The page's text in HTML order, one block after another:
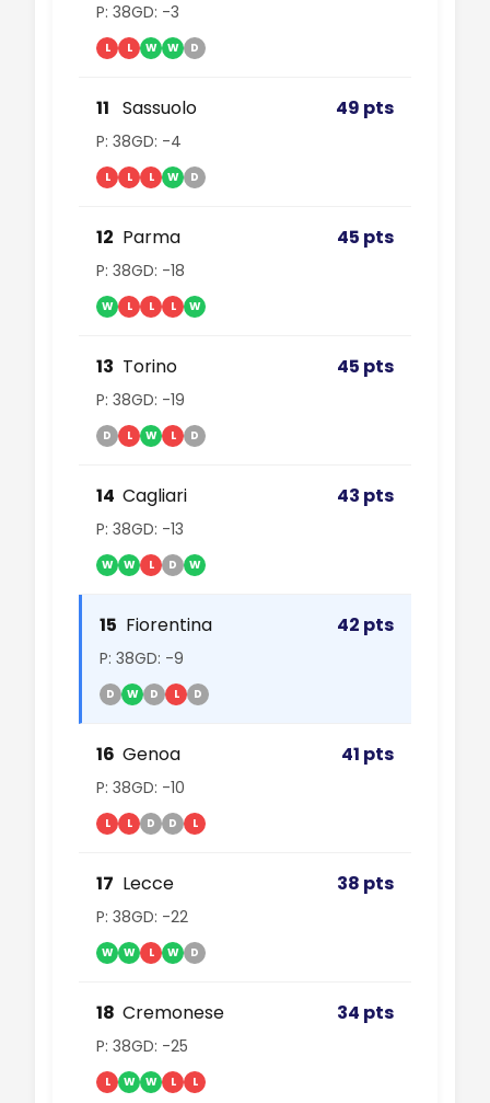
P: 38GD: -3
L L W W D
11 Sassuolo 49 pts
P: 38GD: -4
L L L W D
12 Parma 45 pts
P: 38GD: -18
W L L L W
13 Torino 45 pts
P: 38GD: -19
D L W L D
14 Cagliari 43 pts
P: 38GD: -13
W W L D W
15 Fiorentina 42 pts
P: 38GD: -9
D W D L D
16 Genoa 41 pts
P: 38GD: -10
L L D D L
17 Lecce 38 pts
P: 38GD: -22
W W L W D
18 Cremonese 34 pts
P: 38GD: -25
L W W L L